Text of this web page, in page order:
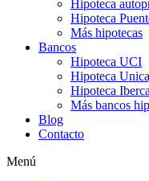
Hipoteca
Hipoteca
Más hipotecas
Bancos
Hipoteca UCI
Hipoteca
Hipoteca
Más bancos
Blog
Contacto
Menú